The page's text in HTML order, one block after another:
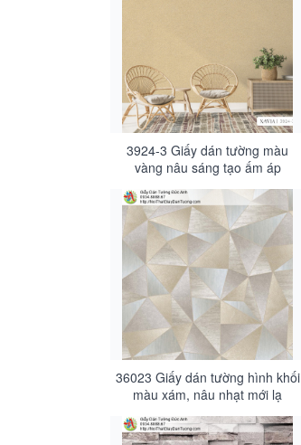
3924-3 Giấy dán tường màu
vàng nâu sáng tạo ấm áp
36023 Giấy dán tường hình khối
màu xám, nâu nhạt mới lạ